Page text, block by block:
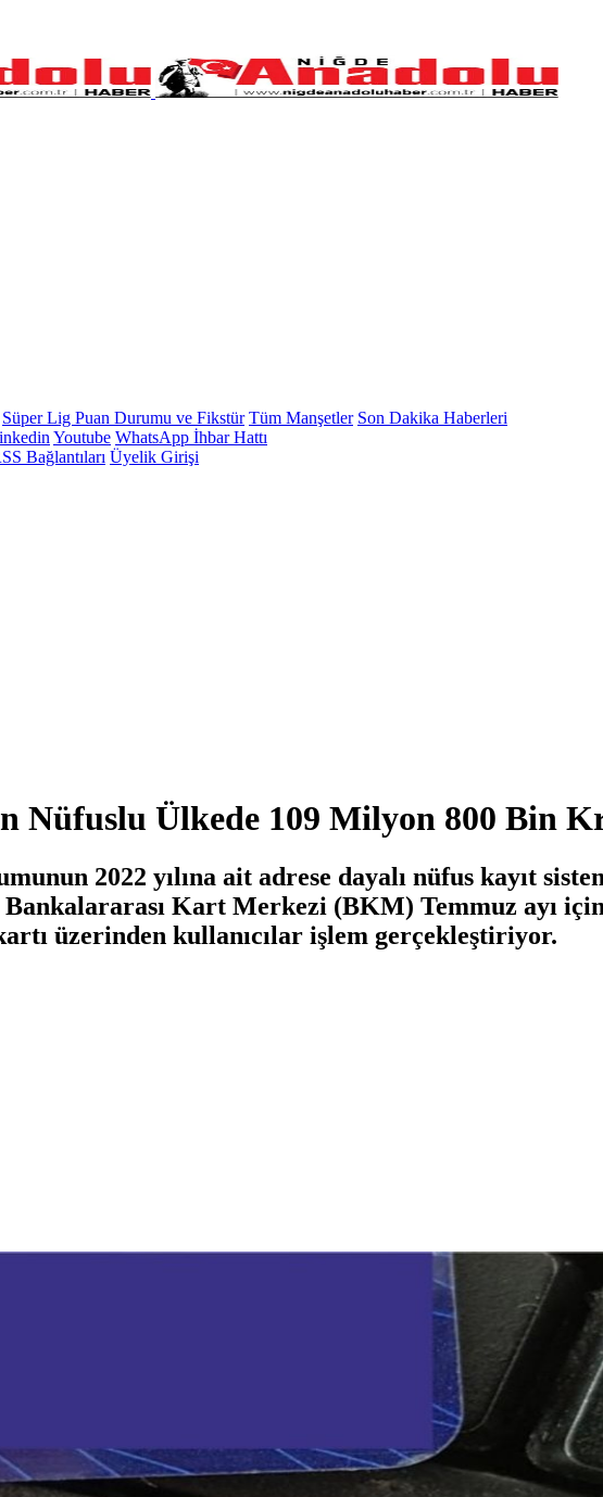
Süper Lig Puan Durumu ve Fikstür Tüm Manşetler Son Dakika Haberleri
Youtube WhatsApp İhbar Hattı
Bağlantıları Üyelik Girişi
Nüfuslu Ülkede 109 Milyon 800 Bin
2022 yılına ait adrese dayalı nüfus kayıt
Kart Merkezi (BKM) Temmuz ayı için
üzerinden kullanıcılar işlem gerçekleştiriyor.